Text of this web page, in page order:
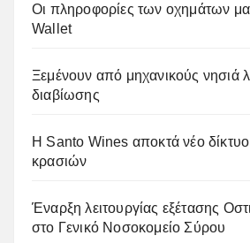
Οι πληροφορίες των οχημάτων
Wallet
Ξεμένουν από μηχανικούς νησιά
διαβίωσης
Η Santo Wines αποκτά νέο
κρασιών
Έναρξη λειτουργίας εξέτασης
στο Γενικό Νοσοκομείο Σύρου